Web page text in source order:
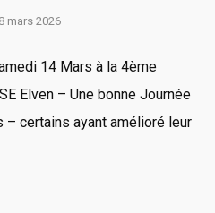
mars 2026
14 Mars à la 4ème
Elven – Une bonne Journée
certains ayant amélioré leur